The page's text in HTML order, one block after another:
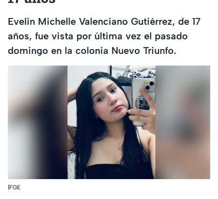
Evelin Michelle Valenciano Gutiérrez, de 17
años, fue vista por última vez el pasado
domingo en la colonia Nuevo Triunfo.
|FGE